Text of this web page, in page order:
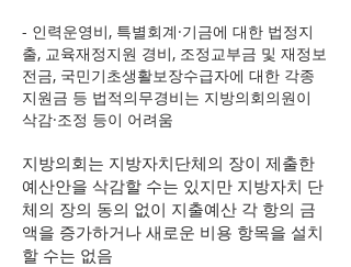
- 인력운영비, 특별회계·기금에 대한 법정지
출, 교육재정지원 경비, 조정교부금 및 재정보
전금, 국민기초생활보장수급자에 대한 각종
지원금 등 법적의무경비는 지방의회의원이
삭감·조정 등이 어려움
지방의회는 지방자치단체의 장이 제출한
예산안을 삭감할 수는 있지만 지방자치 단
체의 장의 동의 없이 지출예산 각 항의 금
액을 증가하거나 새로운 비용 항목을 설치
할 수는 없음